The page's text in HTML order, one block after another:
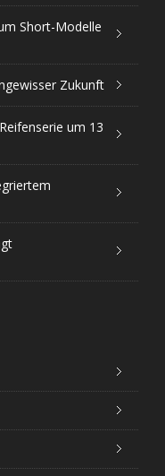
Short-Modelle
Zukunft
um 13